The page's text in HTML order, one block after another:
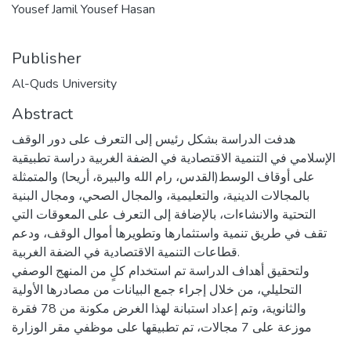
Yousef Jamil Yousef Hasan
Publisher
Al-Quds University
Abstract
هدفت الدراسة بشكل رئيس إلى التعرف على دور الوقف
الإسلامي في التنمية الاقتصادية في الضفة الغربية دراسة تطبيقية
على أوقاف الوسط(القدس، رام الله والبيرة، أريحا) والمتمثلة
بالمجالات الدينية، والتعليمية، والمجال الصحي، ومجال البنية
التحتية والانشاءات، بالإضافة إلى التعرف على المعوقات التي
تقف في طريق تنمية واستثمارها وتطويرها أموال الوقف، ودعم
قطاعات التنمية الاقتصادية في الضفة الغربية.
ولتحقيق أهداف الدراسة تم استخدام كلٍ من المنهج الوصفي
التحليلي، من خلال إجراء جمع البيانات من مصادرها الأولية
والثانوية، وتم إعداد استبانة لهذا الغرض مكونة من 78 فقرة
موزعة على 7 مجالات، تم تطبيقها على موظفي مقر الوزارة